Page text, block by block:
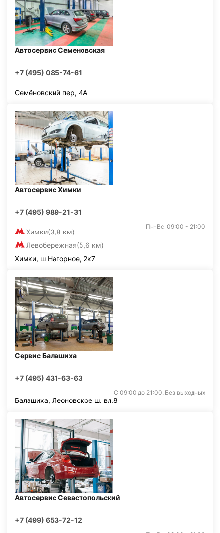
Автосервис Семеновская
+7 (495) 085-74-61
Семёновский пер, 4А
Автосервис Химки
+7 (495) 989-21-31
Химки(3,8 км)
Левобережная(5,6 км)
Пн-Вс: 09:00 - 21:00
Химки, ш Нагорное, 2к7
Сервис Балашиха
+7 (495) 431-63-63
С 09:00 до 21:00. Без выходных
Балашиха, Леоновское ш. вл.8
Автосервис Севастопольский
+7 (499) 653-72-12